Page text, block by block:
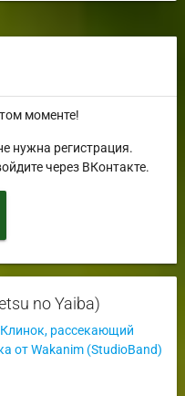
моменте!
нужна регистрация.
через ВКонтакте.
no Yaiba)
рассекающий
от Wakanim (StudioBand)